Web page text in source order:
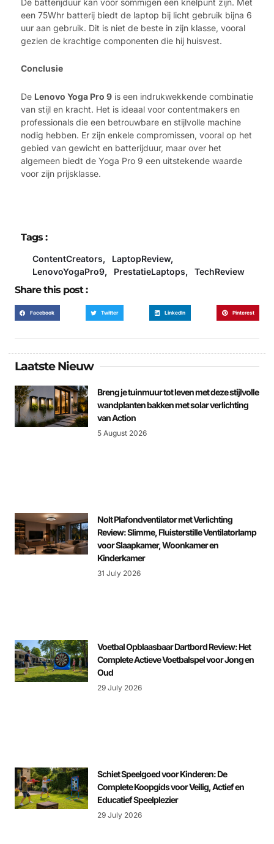
De batterijduur kan voor sommigen een knelpunt zijn. Met
een 75Whr batterij biedt de laptop bij licht gebruik bijna 6
uur aan gebruik. Dit is niet de beste in zijn klasse, vooral
gezien de krachtige componenten die hij huisvest.
Conclusie
De Lenovo Yoga Pro 9 is een indrukwekkende combinatie
van stijl en kracht. Het is ideaal voor contentmakers en
professionals die een betrouwbare en stijlvolle machine
nodig hebben. Er zijn enkele compromissen, vooral op het
gebied van gewicht en batterijduur, maar over het
algemeen biedt de Yoga Pro 9 een uitstekende waarde
voor zijn prijsklasse.
ContentCreators, LaptopReview,
LenovoYogaPro9, PrestatieLaptops, TechReview
Tags :
Share this post :
Facebook Twitter LinkedIn Pinterest
Laatste Nieuw
Breng je tuinmuur tot leven met deze stijlvolle
wandplanten bakken met solar verlichting
van Action
5 August 2026
Nolt Plafondventilator met Verlichting
Review: Slimme, Fluisterstille Ventilatorlamp
voor Slaapkamer, Woonkamer en
Kinderkamer
31 July 2026
Voetbal Opblaasbaar Dartbord Review: Het
Complete Actieve Voetbalspel voor Jong en
Oud
29 July 2026
Schiet Speelgoed voor Kinderen: De
Complete Koopgids voor Veilig, Actief en
Educatief Speelplezier
29 July 2026